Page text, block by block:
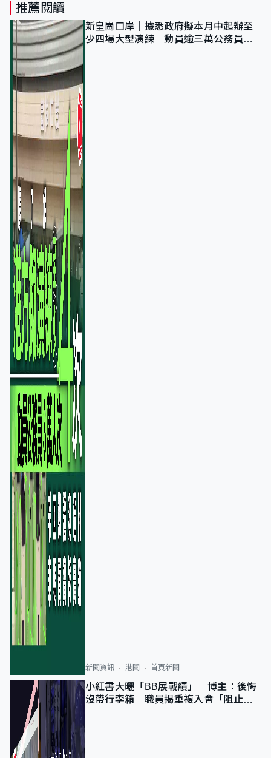
推薦閱讀
新皇崗口岸｜據悉政府擬本月中起辦至
少四場大型演練 動員逾三萬公務員人
新聞資訊 港聞 首頁新聞
小紅書大曬「BB展戰績」 博主：後悔
沒帶行李箱 職員揭重複入會「阻止唔